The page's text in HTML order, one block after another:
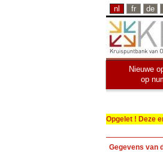
nl fr de
Nieuwe
op
Opgelet ! Deze
Gegevens van